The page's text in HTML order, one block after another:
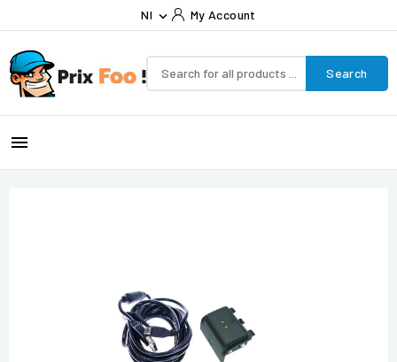
Nl  My Account
Search
